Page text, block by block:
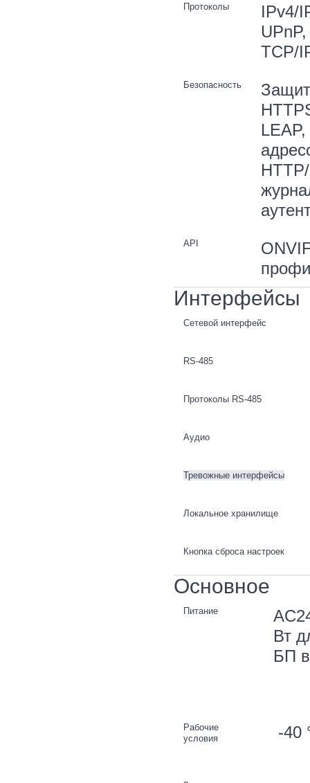
Протоколы
IPv4/
TCP/
Безопасность
API
Интерфейсы
Сетевой интерфейс
RS-485
Протоколы RS-485
Аудио
Тревожные интерфейсы
Локальное хранилище
Кнопка сброса настроек
Основное
Питание
Вт
БП
Рабочие
условия
-40